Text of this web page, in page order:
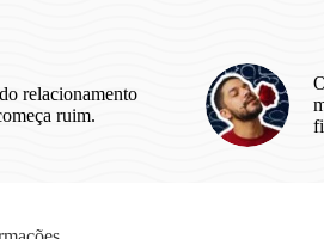
relacionamento
ruim.